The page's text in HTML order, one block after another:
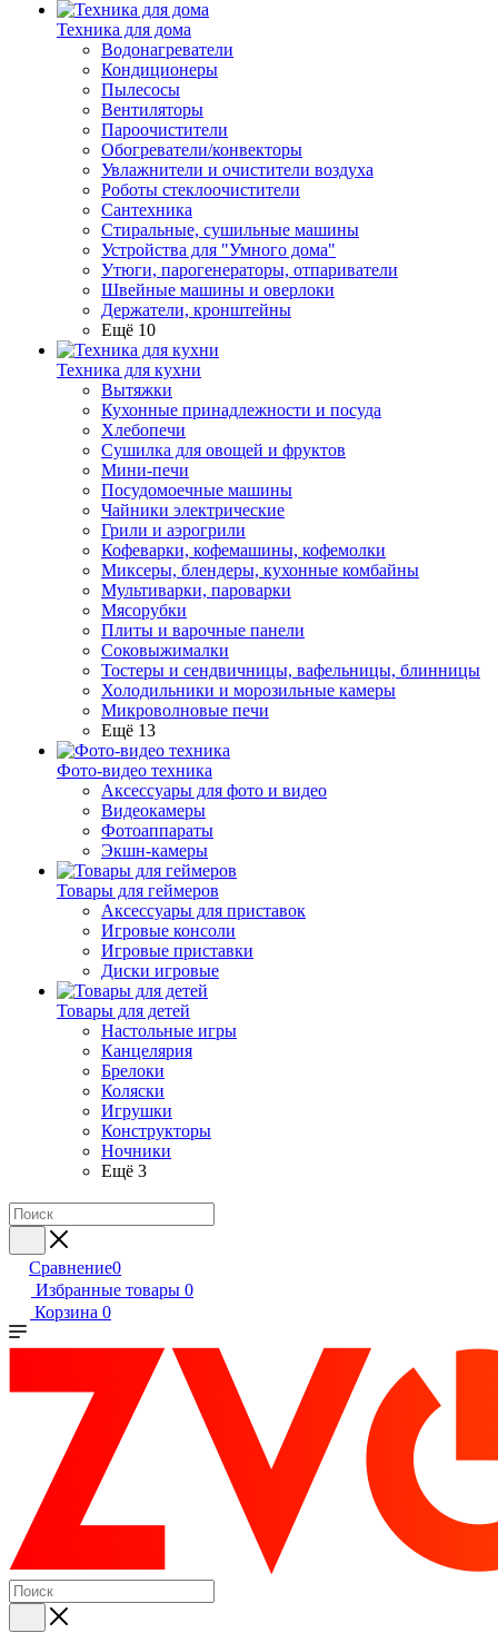
Техника для дома
Водонагреватели
Кондиционеры
Пылесосы
Вентиляторы
Пароочистители
Обогреватели/конвекторы
Увлажнители и очистители воздуха
Роботы стеклоочистители
Сантехника
Стиральные, сушильные машины
Устройства для "Умного дома"
Утюги, парогенераторы, отпариватели
Швейные машины и оверлоки
Держатели, кронштейны
Ещё 10
Техника для кухни
Вытяжки
Кухонные принадлежности и посуда
Хлебопечи
Сушилка для овощей и фруктов
Мини-печи
Посудомоечные машины
Чайники электрические
Грили и аэрогрили
Кофеварки, кофемашины, кофемолки
Миксеры, блендеры, кухонные комбайны
Мультиварки, пароварки
Мясорубки
Плиты и варочные панели
Соковыжималки
Тостеры и сендвичницы, вафельницы, блинницы
Холодильники и морозильные камеры
Микроволновые печи
Ещё 13
Фото-видео техника
Аксессуары для фото и видео
Видеокамеры
Фотоаппараты
Экшн-камеры
Товары для геймеров
Аксессуары для приставок
Игровые консоли
Игровые приставки
Диски игровые
Товары для детей
Настольные игры
Канцелярия
Брелоки
Коляски
Игрушки
Конструкторы
Ночники
Ещё 3
Сравнение0
Избранные товары 0
Корзина 0